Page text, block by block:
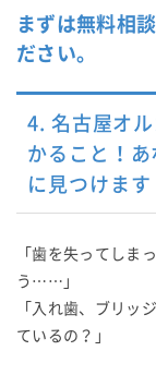
まずは無料相
ださい。
4. 名古屋オ
かること！
に見つけます
「歯を失ってしま
う……」
「入れ歯、ブリッ
ているの？」